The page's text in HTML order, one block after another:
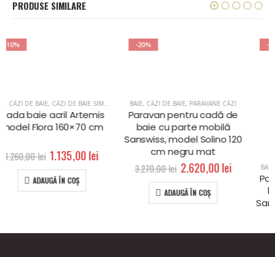
PRODUSE SIMILARE
BAIE, CĂZI DE BAIE, PARAVANE CĂZI
Paravan pentru cadă de
baie cu parte mobilă
Sanswiss, model Solino 120
cm negru mat
3.270,00lei 2.620,00
ADAUGĂ ÎN COȘ
BAIE ,CĂZI DE BAIE,PARAVANE CĂZI
Paravan pentru cadă de
baie cu parte mobilă
Sanswiss, model Solino 110
cm
3.120,00lei 2.490,00
ADAUGĂ ÎN COȘ